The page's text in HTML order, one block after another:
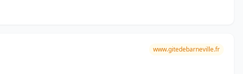
www.gitedebarneville.fr